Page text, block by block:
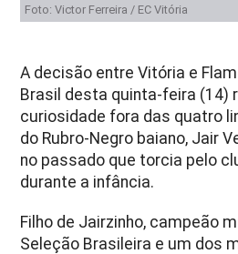
Foto: Victor Ferreira / EC Vitória
A decisão entre Vitória e
Brasil desta quinta-feira (14)
curiosidade fora das quatro
do Rubro-Negro baiano, Jair
no passado que torcia pelo
durante a infância.
Filho de Jairzinho, campeão
Seleção Brasileira e um dos